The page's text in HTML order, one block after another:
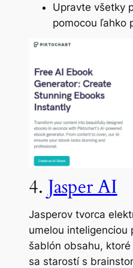
Upravte všetky
pomocou ľahko
4.Jasper AI
Jasperov tvorca
umelou inteligenciou
šablón obsahu,
sa starostí s